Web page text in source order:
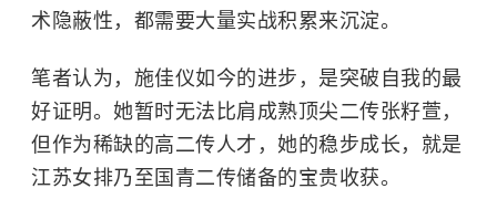
术隐蔽性，都需要大量实战积累来沉淀。
笔者认为，施佳仪如今的进步，是突破自我的最
好证明。她暂时无法比肩成熟顶尖二传张籽萱，
但作为稀缺的高二传人才，她的稳步成长，就是
江苏女排乃至国青二传储备的宝贵收获。